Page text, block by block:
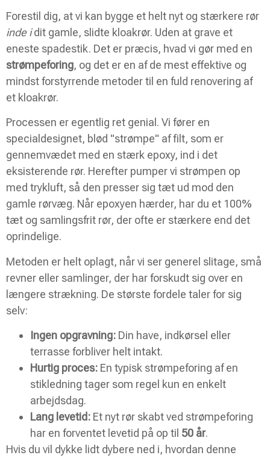
Forestil dig, at vi kan bygge et helt nyt og stærkere rør
inde idit gamle, slidte kloakrør. Uden at grave et
eneste spadestik. Det er præcis, hvad vi gør med en
strømpeforing, og det er en af de mest effektive og
mindst forstyrrende metoder til en fuld renovering af
et kloakrør.
Processen er egentlig ret genial. Vi fører en
specialdesignet, blød "strømpe" af filt, som er
gennemvædet med en stærk epoxy, ind i det
eksisterende rør. Herefter pumper vi strømpen op
med trykluft, så den presser sig tæt ud mod den
gamle rørvæg. Når epoxyen hærder, har du et 100%
tæt og samlingsfrit rør, der ofte er stærkere end det
oprindelige.
Metoden er helt oplagt, når vi ser generel slitage, små
revner eller samlinger, der har forskudt sig over en
længere strækning. De største fordele taler for sig
selv:
Ingen opgravning: Din have, indkørsel eller
terrasse forbliver helt intakt.
Hurtig proces: En typisk strømpeforing af en
stikledning tager som regel kun en enkelt
arbejdsdag.
Lang levetid: Et nyt rør skabt ved strømpeforing
har en forventet levetid på op til 50 år.
Hvis du vil dykke lidt dybere ned i, hvordan denne